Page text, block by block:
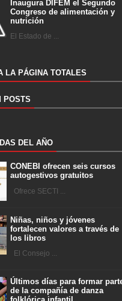
Inaugura DIFEM el Segundo
Congreso de alimentación y
nutrición
El Estado de ...
LA PÁGINA TOTALES
POSTS
DEL AÑO
CONEBI ofrecen seis cursos
autogestivos gratuitos
Ofrece SECTI ...
Niñas, niños y jóvenes
fortalecen valores a través de
los libros
El Consejo ...
Últimos días para formar
de la compañía de danza